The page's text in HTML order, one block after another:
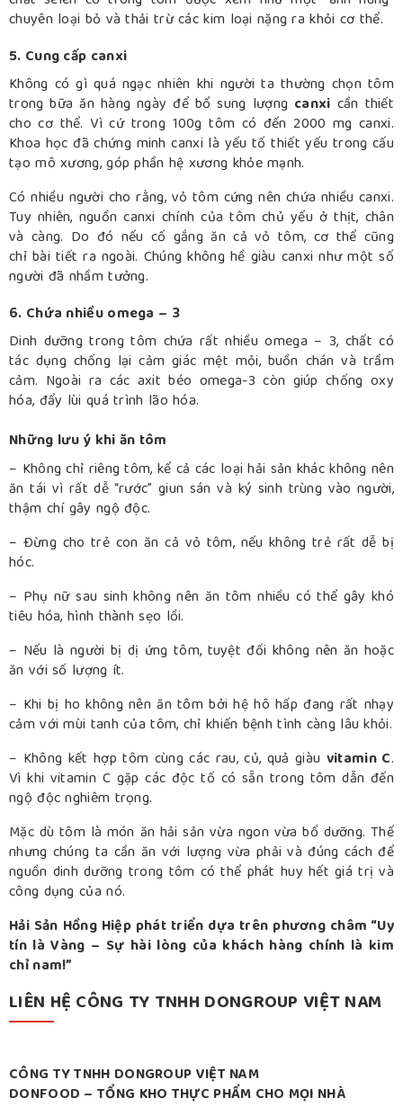
chuyên loại bỏ và thải trừ các kim loại nặng ra khỏi cơ thể.
5. Cung cấp canxi
Không có gì quá ngạc nhiên khi người ta thường chọn tôm
trong bữa ăn hàng ngày để bổ sung lượng canxi cần thiết
cho cơ thể. Vì cứ trong 100g tôm có đến 2000 mg canxi.
Khoa học đã chứng minh canxi là yếu tố thiết yếu trong cấu
tạo mô xương, góp phần hệ xương khỏe mạnh.
Có nhiều người cho rằng, vỏ tôm cứng nên chứa nhiều canxi.
Tuy nhiên, nguồn canxi chính của tôm chủ yếu ở thịt, chân
và càng. Do đó nếu cố gắng ăn cả vỏ tôm, cơ thể cũng
chỉ bài tiết ra ngoài. Chúng không hề giàu canxi như một số
người đã nhầm tưởng.
6. Chứa nhiều omega – 3
Dinh dưỡng trong tôm chứa rất nhiều omega – 3, chất có
tác dụng chống lại cảm giác mệt mỏi, buồn chán và trầm
cảm. Ngoài ra các axit béo omega-3 còn giúp chống oxy
hóa, đẩy lùi quá trình lão hóa.
Những lưu ý khi ăn tôm
– Không chỉ riêng tôm, kể cả các loại hải sản khác không nên
ăn tái vì rất dễ “rước” giun sán và ký sinh trùng vào người,
thậm chí gây ngộ độc.
– Đừng cho trẻ con ăn cả vỏ tôm, nếu không trẻ rất dễ bị
hóc.
– Phụ nữ sau sinh không nên ăn tôm nhiều có thể gây khó
tiêu hóa, hình thành sẹo lồi.
– Nếu là người bị dị ứng tôm, tuyệt đối không nên ăn hoặc
ăn với số lượng ít.
– Khi bị ho không nên ăn tôm bởi hệ hô hấp đang rất nhạy
cảm với mùi tanh của tôm, chỉ khiến bệnh tình càng lâu khỏi.
– Không kết hợp tôm cùng các rau, củ, quả giàu vitamin C.
Vì khi vitamin C gặp các độc tố có sẵn trong tôm dẫn đến
ngộ độc nghiêm trọng.
Mặc dù tôm là món ăn hải sản vừa ngon vừa bổ dưỡng. Thế
nhưng chúng ta cần ăn với lượng vừa phải và đúng cách để
nguồn dinh dưỡng trong tôm có thể phát huy hết giá trị và
công dụng của nó.
Hải Sản Hồng Hiệp phát triển dựa trên phương châm “Uy
tín là Vàng – Sự hài lòng của khách hàng chính là kim
chỉ nam!”
LIÊN HỆ CÔNG TY TNHH DONGROUP VIỆT NAM
CÔNG TY TNHH DONGROUP VIỆT NAM
DONFOOD – TỔNG KHO THỰC PHẨM CHO MỌI NHÀ